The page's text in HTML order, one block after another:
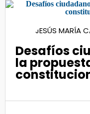
18
JESÚS MARÍA
Desafíos
la